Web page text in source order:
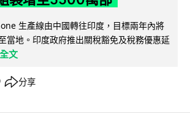
生產線由中國轉往印度，目標兩年內將
當地。印度政府推出關稅豁免及稅務優惠延
文
分享